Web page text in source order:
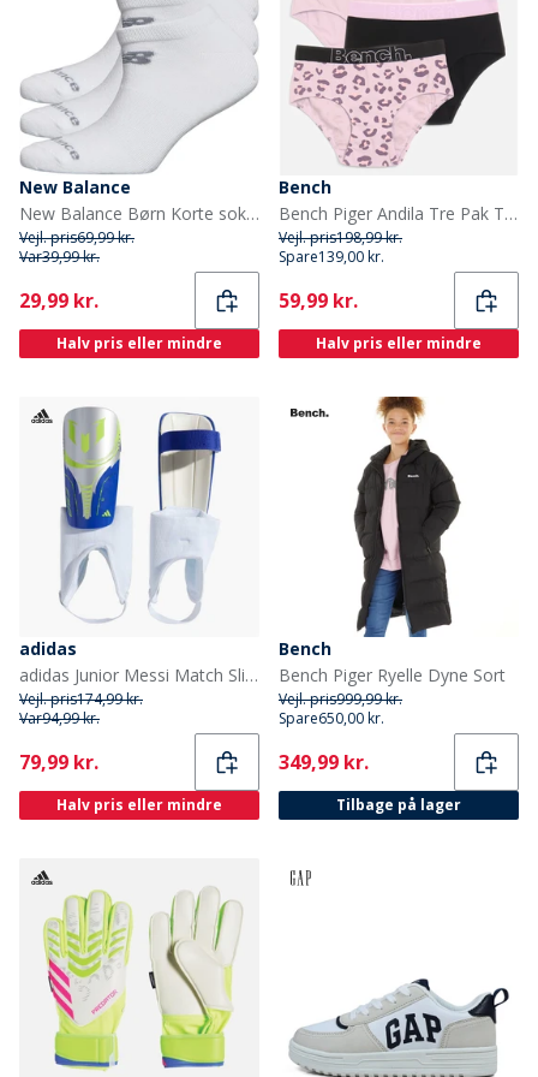
New Balance
New Balance Børn Korte sokker Hvid
Vejl. pris69,99 kr.
Var39,99 kr.
Current
29,99 kr.
Halv pris eller mindre
Bench
Bench Piger Andila Tre Pak Trusser Lilac Aop/Sort/Lilac
Vejl. pris198,99 kr.
Spare139,00 kr.
Current
59,99 kr.
Halv pris eller mindre
adidas
adidas Junior Messi Match Slip In Skinnebensklaver Silver Metallic/Lucid Blue/Solar Yellow
Vejl. pris174,99 kr.
Var94,99 kr.
Current
79,99 kr.
Halv pris eller mindre
Bench
Bench Piger Ryelle Dyne Sort
Vejl. pris999,99 kr.
Spare650,00 kr.
Current
349,99 kr.
Tilbage på lager